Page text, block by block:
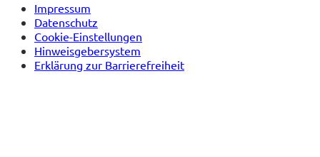
Impressum
Datenschutz
Cookie-Einstellungen
Hinweisgebersystem
Erklärung zur Barrierefreiheit